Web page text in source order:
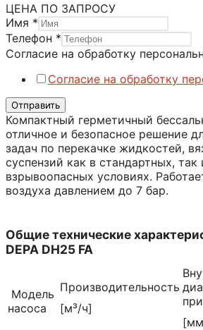
ЦЕНА ПО ЗАПРОСУ
Имя *
персональных
обработку
Телефон *
Согласие на обработку
Согласие на обработку
Отправить
Компактный герметичный
отличное и безопасное решение
задач по перекачке жидкостей,
суспензий как в стандартных, так
взрывоопасных условиях.
воздуха давлением до 7 бар.
Общие технические
DEPA DH25 FA
Модель
насоса
Производительность
[м³/ч]